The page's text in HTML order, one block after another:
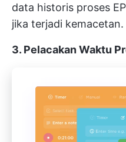
data historis proses
jika terjadi kemacetan.
3. Pelacakan Waktu